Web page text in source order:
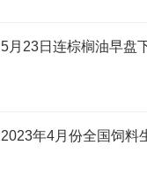
5月23日连棕榈油早盘
2023年4月份全国饲料